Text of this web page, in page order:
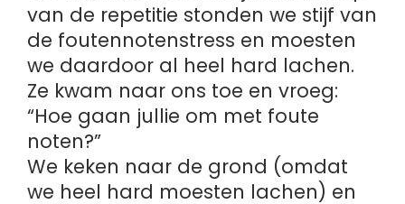
van de repetitie stonden we stijf van
de foutennotenstress en moesten
we daardoor al heel hard lachen.
Ze kwam naar ons toe en vroeg:
“Hoe gaan jullie om met foute
noten?”
We keken naar de grond (omdat
we heel hard moesten lachen) en